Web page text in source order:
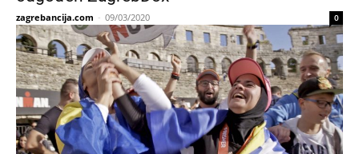
zagrebancija.com - 09/03/2020 0